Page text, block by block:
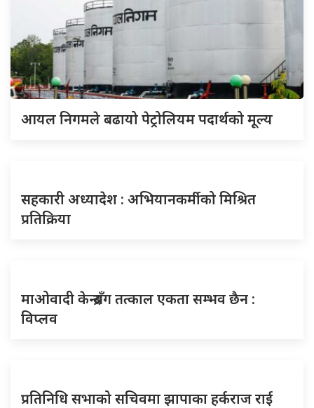
आयल निगमले बढायो पेट्रोलियम पदार्थको मूल्य
सहकारी अध्यादेश : अभियानकर्मीको मिश्रित
प्रतिक्रिया
माओवादी केन्द्रसँग तत्काल एकता सम्भव छैन :
विप्लव
प्रतिनिधि सभाको सचिवमा झापाका हर्कराज राई